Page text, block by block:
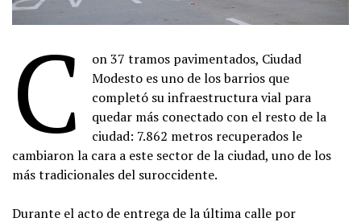
C
on 37 tramos pavimentados, Ciudad
Modesto es uno de los barrios que
completó su infraestructura vial para
quedar más conectado con el resto de la
ciudad: 7.862 metros recuperados le
cambiaron la cara a este sector de la ciudad, uno de los
más tradicionales del suroccidente.
Durante el acto de entrega de la última calle por